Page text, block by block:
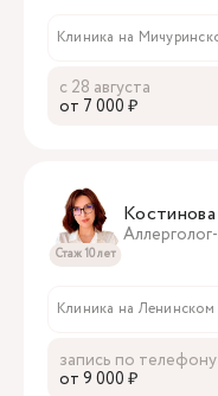
Клиника на
с 28 августа
oт 7 000 ₽
Стаж 10 лет
Клиника на Ленинском
запись по телефону
oт 9 000 ₽